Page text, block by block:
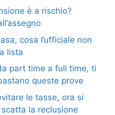
è a rischio?
cosa l’ufficiale non
lista
part time a full time, ti
queste prove
le tasse, ora si
la reclusione